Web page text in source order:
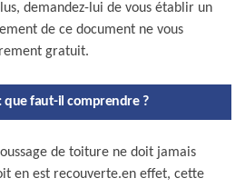
demandez-lui de vous établir un
de ce document ne vous
gratuit.
que faut-il comprendre ?
de toiture ne doit jamais
en est recouverte.en effet, cette